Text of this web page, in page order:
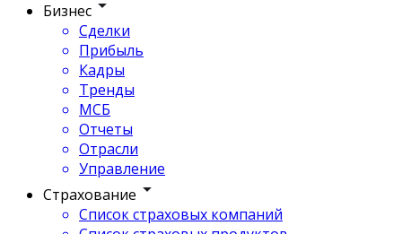
Бизнес
Сделки
Прибыль
Кадры
Тренды
МСБ
Отчеты
Отрасли
Управление
Страхование
Список страховых компаний